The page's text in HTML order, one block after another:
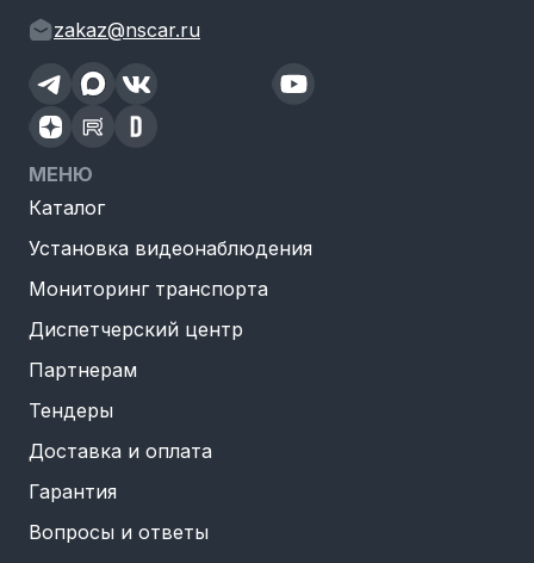
zakaz@nscar.ru
МЕНЮ
Каталог
Установка видеонаблюдения
Мониторинг транспорта
Диспетчерский центр
Партнерам
Тендеры
Доставка и оплата
Гарантия
Вопросы и ответы